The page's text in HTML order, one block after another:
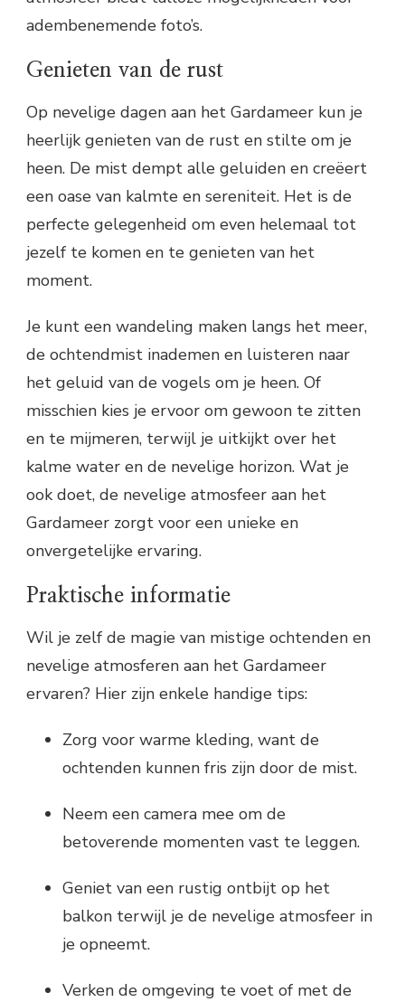
adembenemende foto’s.
Genieten van de rust
Op nevelige dagen aan het Gardameer kun je
heerlijk genieten van de rust en stilte om je
heen. De mist dempt alle geluiden en creëert
een oase van kalmte en sereniteit. Het is de
perfecte gelegenheid om even helemaal tot
jezelf te komen en te genieten van het
moment.
Je kunt een wandeling maken langs het meer,
de ochtendmist inademen en luisteren naar
het geluid van de vogels om je heen. Of
misschien kies je ervoor om gewoon te zitten
en te mijmeren, terwijl je uitkijkt over het
kalme water en de nevelige horizon. Wat je
ook doet, de nevelige atmosfeer aan het
Gardameer zorgt voor een unieke en
onvergetelijke ervaring.
Praktische informatie
Wil je zelf de magie van mistige ochtenden en
nevelige atmosferen aan het Gardameer
ervaren? Hier zijn enkele handige tips:
Zorg voor warme kleding, want de
ochtenden kunnen fris zijn door de mist.
Neem een camera mee om de
betoverende momenten vast te leggen.
Geniet van een rustig ontbijt op het
balkon terwijl je de nevelige atmosfeer in
je opneemt.
Verken de omgeving te voet of met de